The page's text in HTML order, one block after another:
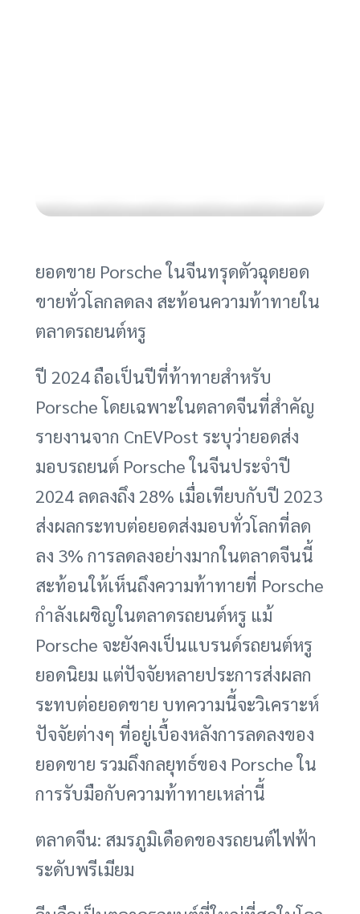
ยอดขาย Porsche ในจีนทรุดตัวฉุดยอด
ขายทั่วโลกลดลง สะท้อนความท้าทายใน
ตลาดรถยนต์หรู
ปี 2024 ถือเป็นปีที่ท้าทายสำหรับ
Porsche โดยเฉพาะในตลาดจีนที่สำคัญ
รายงานจาก CnEVPost ระบุว่ายอดส่ง
มอบรถยนต์ Porsche ในจีนประจำปี
2024 ลดลงถึง 28% เมื่อเทียบกับปี 2023
ส่งผลกระทบต่อยอดส่งมอบทั่วโลกที่ลด
ลง 3% การลดลงอย่างมากในตลาดจีนนี้
สะท้อนให้เห็นถึงความท้าทายที่ Porsche
กำลังเผชิญในตลาดรถยนต์หรู แม้
Porsche จะยังคงเป็นแบรนด์รถยนต์หรู
ยอดนิยม แต่ปัจจัยหลายประการส่งผลก
ระทบต่อยอดขาย บทความนี้จะวิเคราะห์
ปัจจัยต่างๆ ที่อยู่เบื้องหลังการลดลงของ
ยอดขาย รวมถึงกลยุทธ์ของ Porsche ใน
การรับมือกับความท้าทายเหล่านี้
ตลาดจีน: สมรภูมิเดือดของรถยนต์ไฟฟ้า
ระดับพรีเมียม